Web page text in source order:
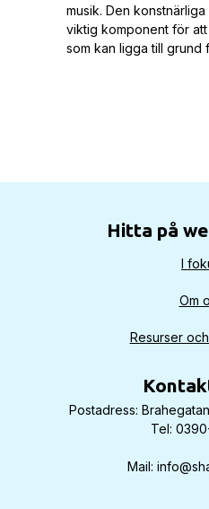
musik. Den
viktig komponent för
som kan ligga till grund
Hitta på
I
Om
Resurser
Postadress:
Tel:
Mail: